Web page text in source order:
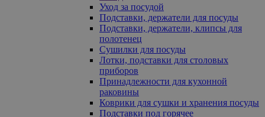
Уход за посудой
Подставки, держатели для посуды
Подставки, держатели, клипсы для
полотенец
Сушилки для посуды
Лотки, подставки для столовых
приборов
Принадлежности для кухонной
раковины
Коврики для сушки и хранения посуды
Подставки под горячее